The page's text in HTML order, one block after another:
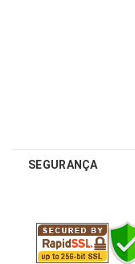
SEGURANÇA